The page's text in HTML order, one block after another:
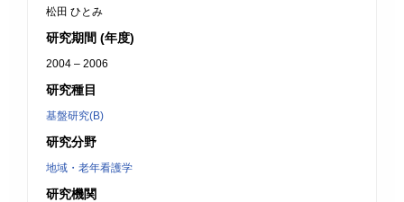
松田 ひとみ
研究期間 (年度)
2004 – 2006
研究種目
基盤研究(B)
研究分野
地域・老年看護学
研究機関